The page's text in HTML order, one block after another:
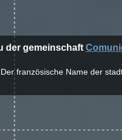
der gemeinschaft
Der französische Name der